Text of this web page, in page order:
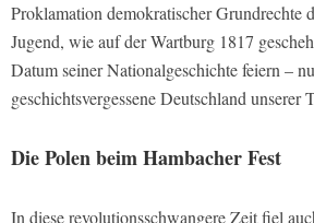
Proklamation demokratischer Grundrechte
Jugend, wie auf der Wartburg 1817
Datum seiner Nationalgeschichte feiern –
geschichtsvergessene Deutschland unserer
Die Polen beim Hambacher Fest
In diese revolutionsschwangere Zeit fiel